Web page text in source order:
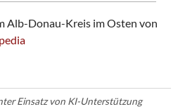
Alb-Donau-Kreis im Osten von
Einsatz von KI-Unterstützung